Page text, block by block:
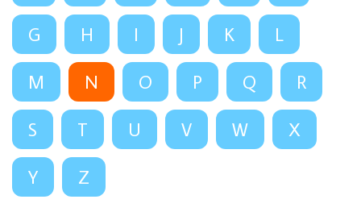
G H I J K L
M N O P Q R
S T U V W X
Y Z